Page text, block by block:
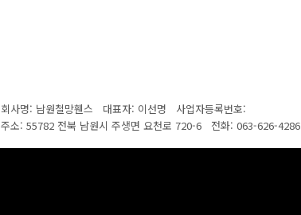
회사명: 남원철망휀스 대표자: 이선명 사업자등록번호:
주소: 55782 전북 남원시 주생면 요천로 720-6 전화:063-626-4286